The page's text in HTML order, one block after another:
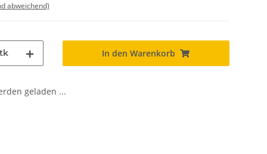
abweichend)
In den Warenkorb
geladen ...